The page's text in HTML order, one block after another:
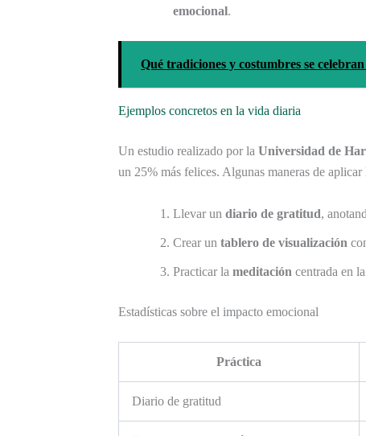
emocional.
Qué tradiciones y costumbres se
Ejemplos concretos en la vida diaria
Un estudio realizado por la Universidad de
un 25% más felices. Algunas maneras de
Llevar un diario de gratitud,
Crear un tablero de visualización
Practicar la meditación centrada en
Estadísticas sobre el impacto emocional
Práctica
Diario de gratitud